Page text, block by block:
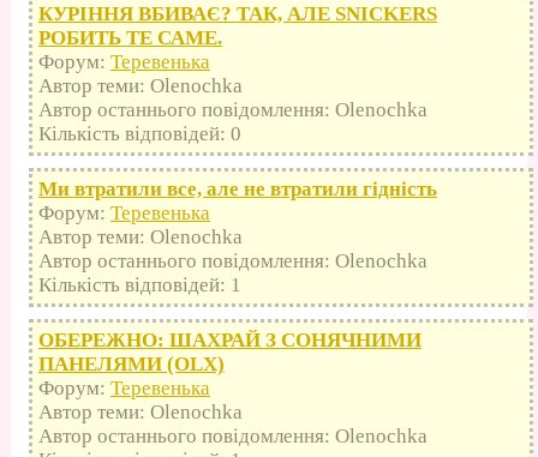
КУРІННЯ ВБИВАЄ? ТАК, АЛЕ SNICKERS
РОБИТЬ ТЕ САМЕ.
Форум: Теревенька
Автор теми: Olenochka
Автор останнього повідомлення: Olenochka
Кількість відповідей: 0
Ми втратили все, але не втратили гідність
Форум: Теревенька
Автор теми: Olenochka
Автор останнього повідомлення: Olenochka
Кількість відповідей: 1
ОБЕРЕЖНО: ШАХРАЙ З СОНЯЧНИМИ
ПАНЕЛЯМИ (OLX)
Форум: Теревенька
Автор теми: Olenochka
Автор останнього повідомлення: Olenochka